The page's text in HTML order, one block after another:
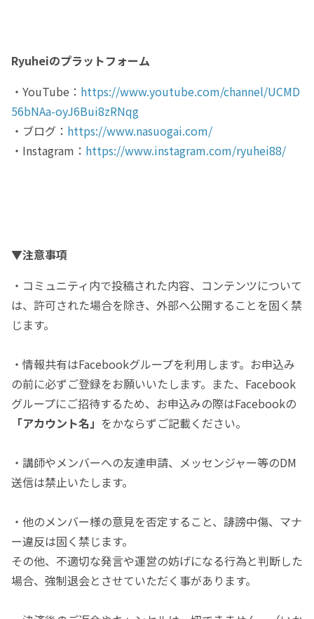
Ryuheiのプラットフォーム
・YouTube： https://www.youtube.com/channel/UCMD
56bNAa-oyJ6Bui8zRNqg
・ブログ： https://www.nasuogai.com/
・Instagram： https://www.instagram.com/ryuhei88/
▼注意事項
・コミュニティ内で投稿された内容、コンテンツについて
は、許可された場合を除き、外部へ公開することを固く禁
じます。
・情報共有はFacebookグループを利用します。お申込み
の前に必ずご登録をお願いいたします。また、Facebook
グループにご招待するため、お申込みの際はFacebookの
「アカウント名」 をかならずご記載ください。
・講師やメンバーへの友達申請、メッセンジャー等のDM
送信は禁止いたします。
・他のメンバー様の意見を否定すること、誹謗中傷、マナ
ー違反は固く禁じます。
その他、不適切な発言や運営の妨げになる行為と判断した
場合、強制退会とさせていただく事があります。